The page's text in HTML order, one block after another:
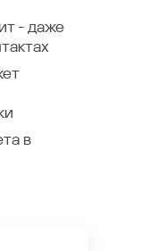
- даже
в